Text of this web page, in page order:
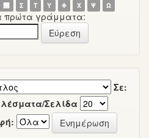
΢ Σ Τ Υ Φ Χ Ψ Ω
πρώτα γράμματα:
Σε:
Σελίδα